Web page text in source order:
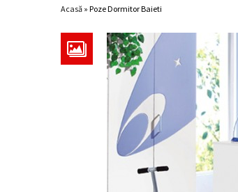
Acasă » Poze Dormitor Baieti